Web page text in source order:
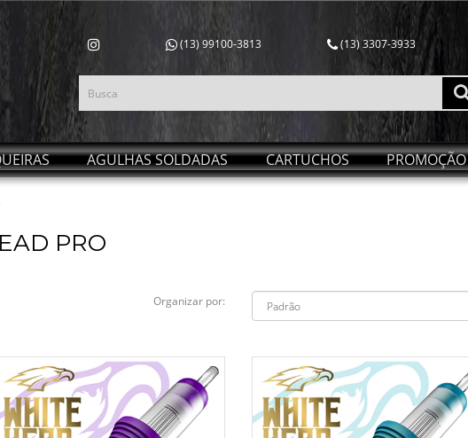
(13) 99100-3813 (13) 3307-3933
AGULHAS SOLDADAS CARTUCHOS PROMOÇÃO
PRO
Organizar por: